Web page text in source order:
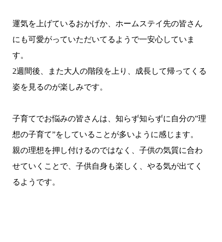
運気を上げているおかげか、ホームステイ先の皆さん
にも可愛がっていただいてるようで一安心していま
す。
2週間後、また大人の階段を上り、成長して帰ってくる
姿を見るのが楽しみです。
子育てでお悩みの皆さんは、知らず知らずに自分の”理
想の子育て”をしていることが多いように感じます。
親の理想を押し付けるのではなく、子供の気質に合わ
せていくことで、子供自身も楽しく、やる気が出てく
るようです。